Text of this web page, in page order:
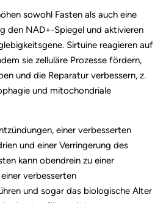
sowohl Fasten als auch eine
den NAD+-Spiegel und aktivieren
Sirtuine reagieren auf
sie zelluläre Prozesse fördern,
und die Reparatur verbessern, z.
und mitochondriale
einer verbesserten
und einer Verringerung des
kann obendrein zu einer
verbesserten
und sogar das biologische Alter